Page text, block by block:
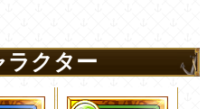
ラクター